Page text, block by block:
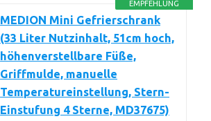
EMPFEHLUNG
MEDION Mini Gefrierschrank
(33 Liter Nutzinhalt, 51cm hoch,
höhenverstellbare Füße,
Griffmulde, manuelle
Temperatureinstellung, Stern-
Einstufung 4 Sterne, MD37675)